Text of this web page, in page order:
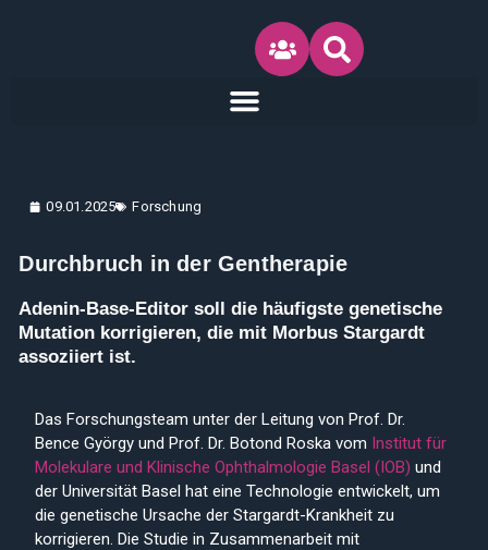
09.01.2025 Forschung
Durchbruch in der Gentherapie
Adenin-Base-Editor soll die häufigste genetische
Mutation korrigieren, die mit Morbus Stargardt
assoziiert ist.
Das Forschungsteam unter der Leitung von Prof. Dr.
Bence György und Prof. Dr. Botond Roska vom Institut für
Molekulare und Klinische Ophthalmologie Basel (IOB) und
der Universität Basel hat eine Technologie entwickelt, um
die genetische Ursache der Stargardt-Krankheit zu
korrigieren. Die Studie in Zusammenarbeit mit